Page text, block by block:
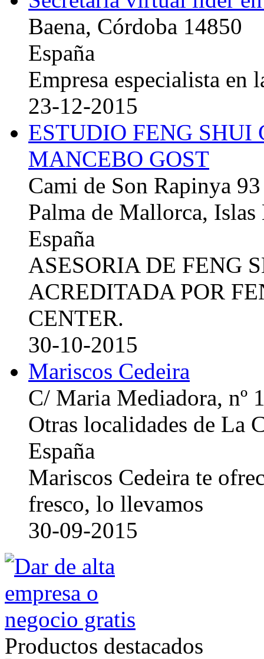
Baena, Córdoba 14850
España
Empresa especialista en
23-12-2015
ESTUDIO FENG
MANCEBO GOST
Cami de Son Rapinya 93
Palma de Mallorca, Islas
España
ASESORIA DE FENG
ACREDITADA POR
CENTER.
30-10-2015
Mariscos Cedeira
C/ Maria Mediadora, nº
Otras localidades de La
España
Mariscos Cedeira te
fresco, lo llevamos
30-09-2015
Productos destacados